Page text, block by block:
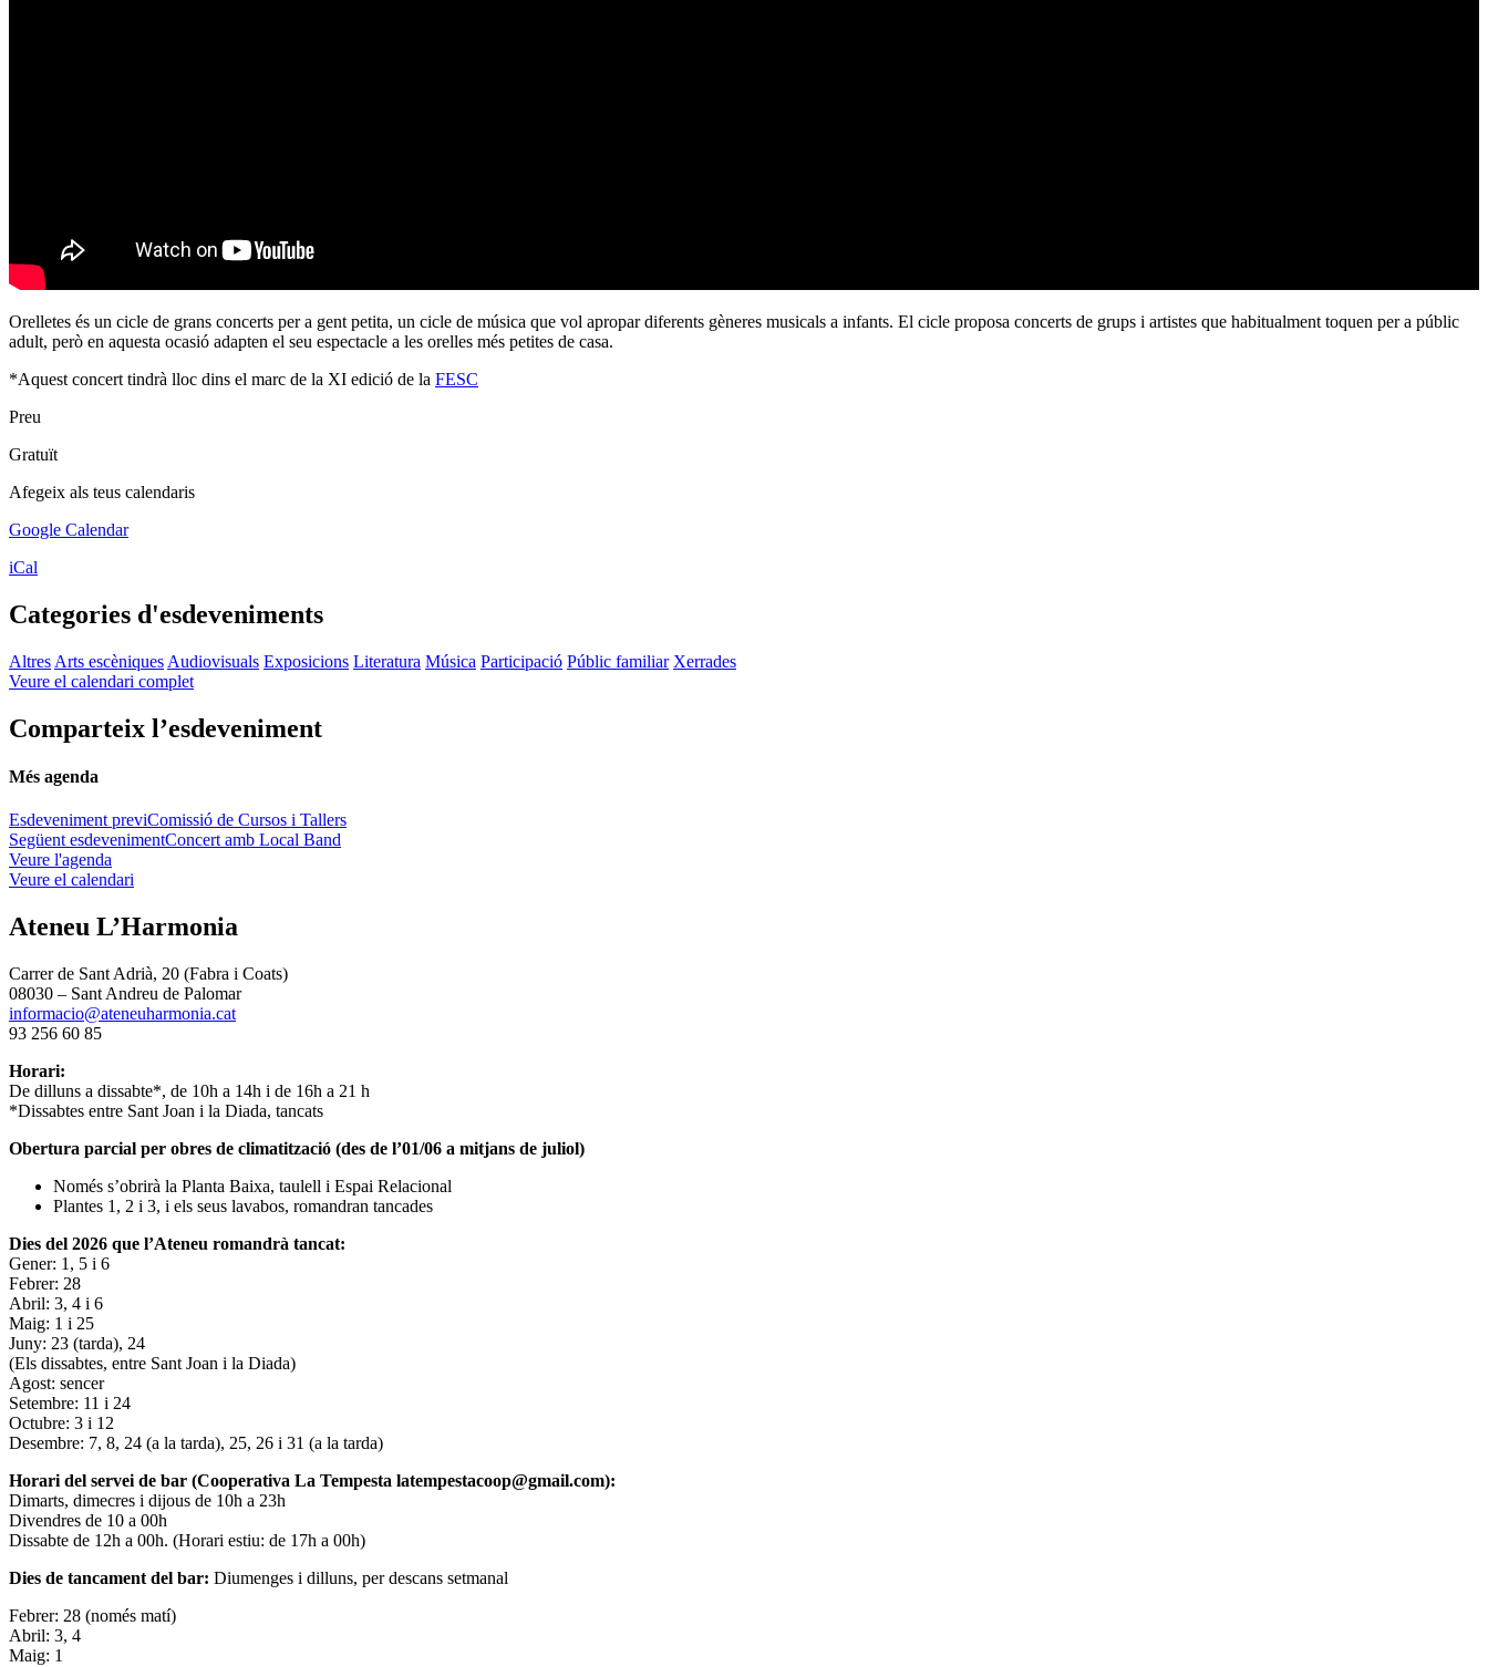
Orelletes és un cicle de grans concerts per a gent petita, un cicle de música que vol apropar diferents gèneres musicals a infants. El cicle proposa concerts de grups i artistes que habitualment toquen per a públic
adult, però en aquesta ocasió adapten el seu espectacle a les orelles més petites de casa.
*Aquest concert tindrà lloc dins el marc de la XI edició de la FESC
Preu
Gratuït
Afegeix als teus calendaris
Google Calendar
iCal
Categories d'esdeveniments
Altres Arts escèniques Audiovisuals Exposicions Literatura Música Participació Públic familiar Xerrades
Veure el calendari complet
Comparteix l’esdeveniment
Més agenda
Esdeveniment previComissió de Cursos i Tallers
Següent esdevenimentConcert amb Local Band
Veure l'agenda
Veure el calendari
Ateneu L’Harmonia
Carrer de Sant Adrià, 20 (Fabra i Coats)
08030 – Sant Andreu de Palomar
informacio@ateneuharmonia.cat
93 256 60 85
Horari:
De dilluns a dissabte*, de 10h a 14h i de 16h a 21 h
*Dissabtes entre Sant Joan i la Diada, tancats
Obertura parcial per obres de climatització (des de l’01/06 a mitjans de juliol)
Només s’obrirà la Planta Baixa, taulell i Espai Relacional
Plantes 1, 2 i 3, i els seus lavabos, romandran tancades
Dies del 2026 que l’Ateneu romandrà tancat:
Gener: 1, 5 i 6
Febrer: 28
Abril: 3, 4 i 6
Maig: 1 i 25
Juny: 23 (tarda), 24
(Els dissabtes, entre Sant Joan i la Diada)
Agost: sencer
Setembre: 11 i 24
Octubre: 3 i 12
Desembre: 7, 8, 24 (a la tarda), 25, 26 i 31 (a la tarda)
Horari del servei de bar (Cooperativa La Tempesta latempestacoop@gmail.com):
Dimarts, dimecres i dijous de 10h a 23h
Divendres de 10 a 00h
Dissabte de 12h a 00h. (Horari estiu: de 17h a 00h)
Dies de tancament del bar: Diumenges i dilluns, per descans setmanal
Febrer: 28 (només matí)
Abril: 3, 4
Maig: 1